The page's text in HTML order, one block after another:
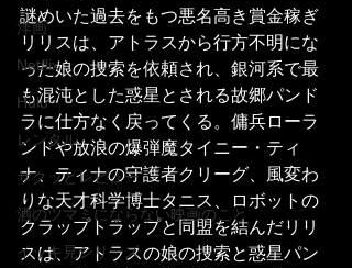
洋画
Netflix
Hulu
レンタル
サクッとレビュー
酒のツマミにならない映画のこと
イッキ見シリーズ
謎めいた過去をもつ悪名高き賞金稼ぎ
リリスは、アトラスから行方不明にな
った娘の捜索を依頼され、銀河系で最
も混沌とした惑星とされる故郷パンド
ラに仕方なく戻ってくる。傭兵ローラ
ンドや放浪の爆弾魔タイニー・ティ
ナ、ティナの守護者クリーグ、風変わ
りな天才科学博士タニス、ロボットの
クラップトラップと同盟を結んだリリ
スは、アトラスの娘の捜索と惑星パン